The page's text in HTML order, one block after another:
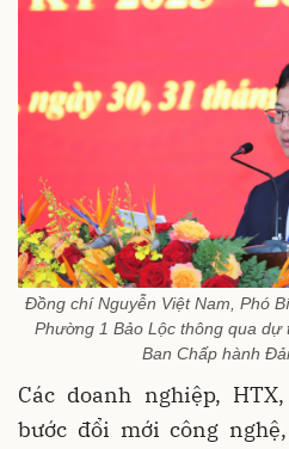
Đồng chí Nguyễn Việt Nam, Phó
Phường 1 Bảo Lộc thông qua dự
Ban Chấp hành
Các doanh nghiệp,
bước đổi mới công